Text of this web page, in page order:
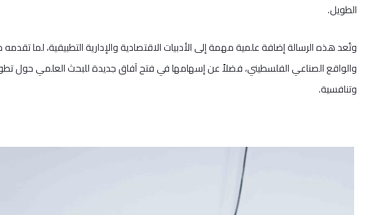
الطويل.
وتُعد هذه الرسالة إضافة علمية مهمة إلى الأدبيات الاقتصادية والإدارية التطبيقية، لما
والواقع الصناعي الفلسطيني، فضلاً عن إسهامها في فتح آفاق جديدة للبحث العلمي حول
وتنافسية.